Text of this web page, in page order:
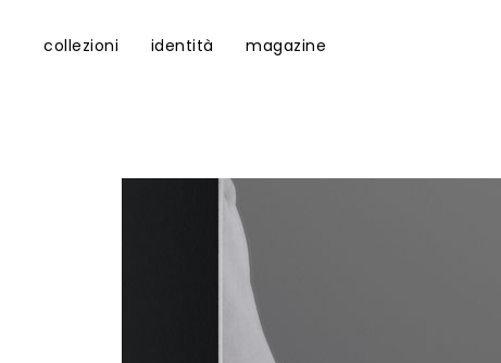
collezioni identità magazine